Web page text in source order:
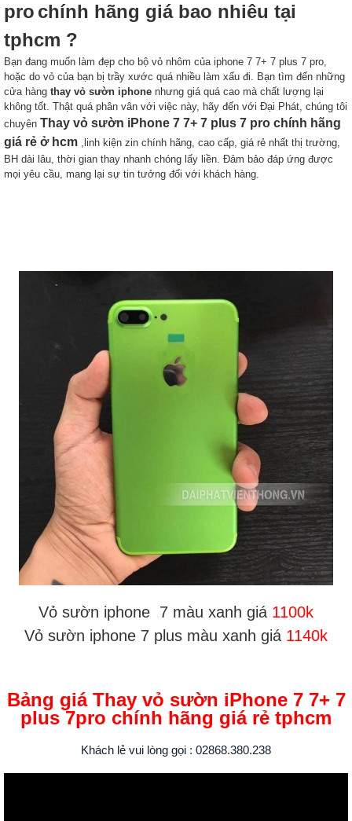
pro chính hãng giá bao nhiêu tại
tphcm ?
Bạn đang muốn làm đẹp cho bộ vỏ nhôm của iphone 7 7+ 7 plus 7 pro,
hoặc do vỏ của bạn bị trầy xước quá nhiều làm xấu đi. Bạn tìm đến những
cửa hàng thay vỏ sườn iphone nhưng giá quá cao mà chất lượng lại
không tốt. Thật quá phân vân với việc này, hãy đến với Đại Phát, chúng tôi
chuyên Thay vỏ sườn iPhone 7 7+ 7 plus 7 pro chính hãng
giá rẻ ở hcm ,linh kiện zin chính hãng, cao cấp, giá rẻ nhất thị trường,
BH dài lâu, thời gian thay nhanh chóng lấy liền. Đảm bảo đáp ứng được
mọi yêu cầu, mang lại sự tin tưởng đối với khách hàng.
Vỏ sườn iphone 7 màu xanh giá 1100k
Vỏ sườn iphone 7 plus màu xanh giá 1140k
Bảng giá Thay vỏ sườn iPhone 7 7+ 7
plus 7pro chính hãng giá rẻ tphcm
Khách lẻ vui lòng gọi : 02868.380.238